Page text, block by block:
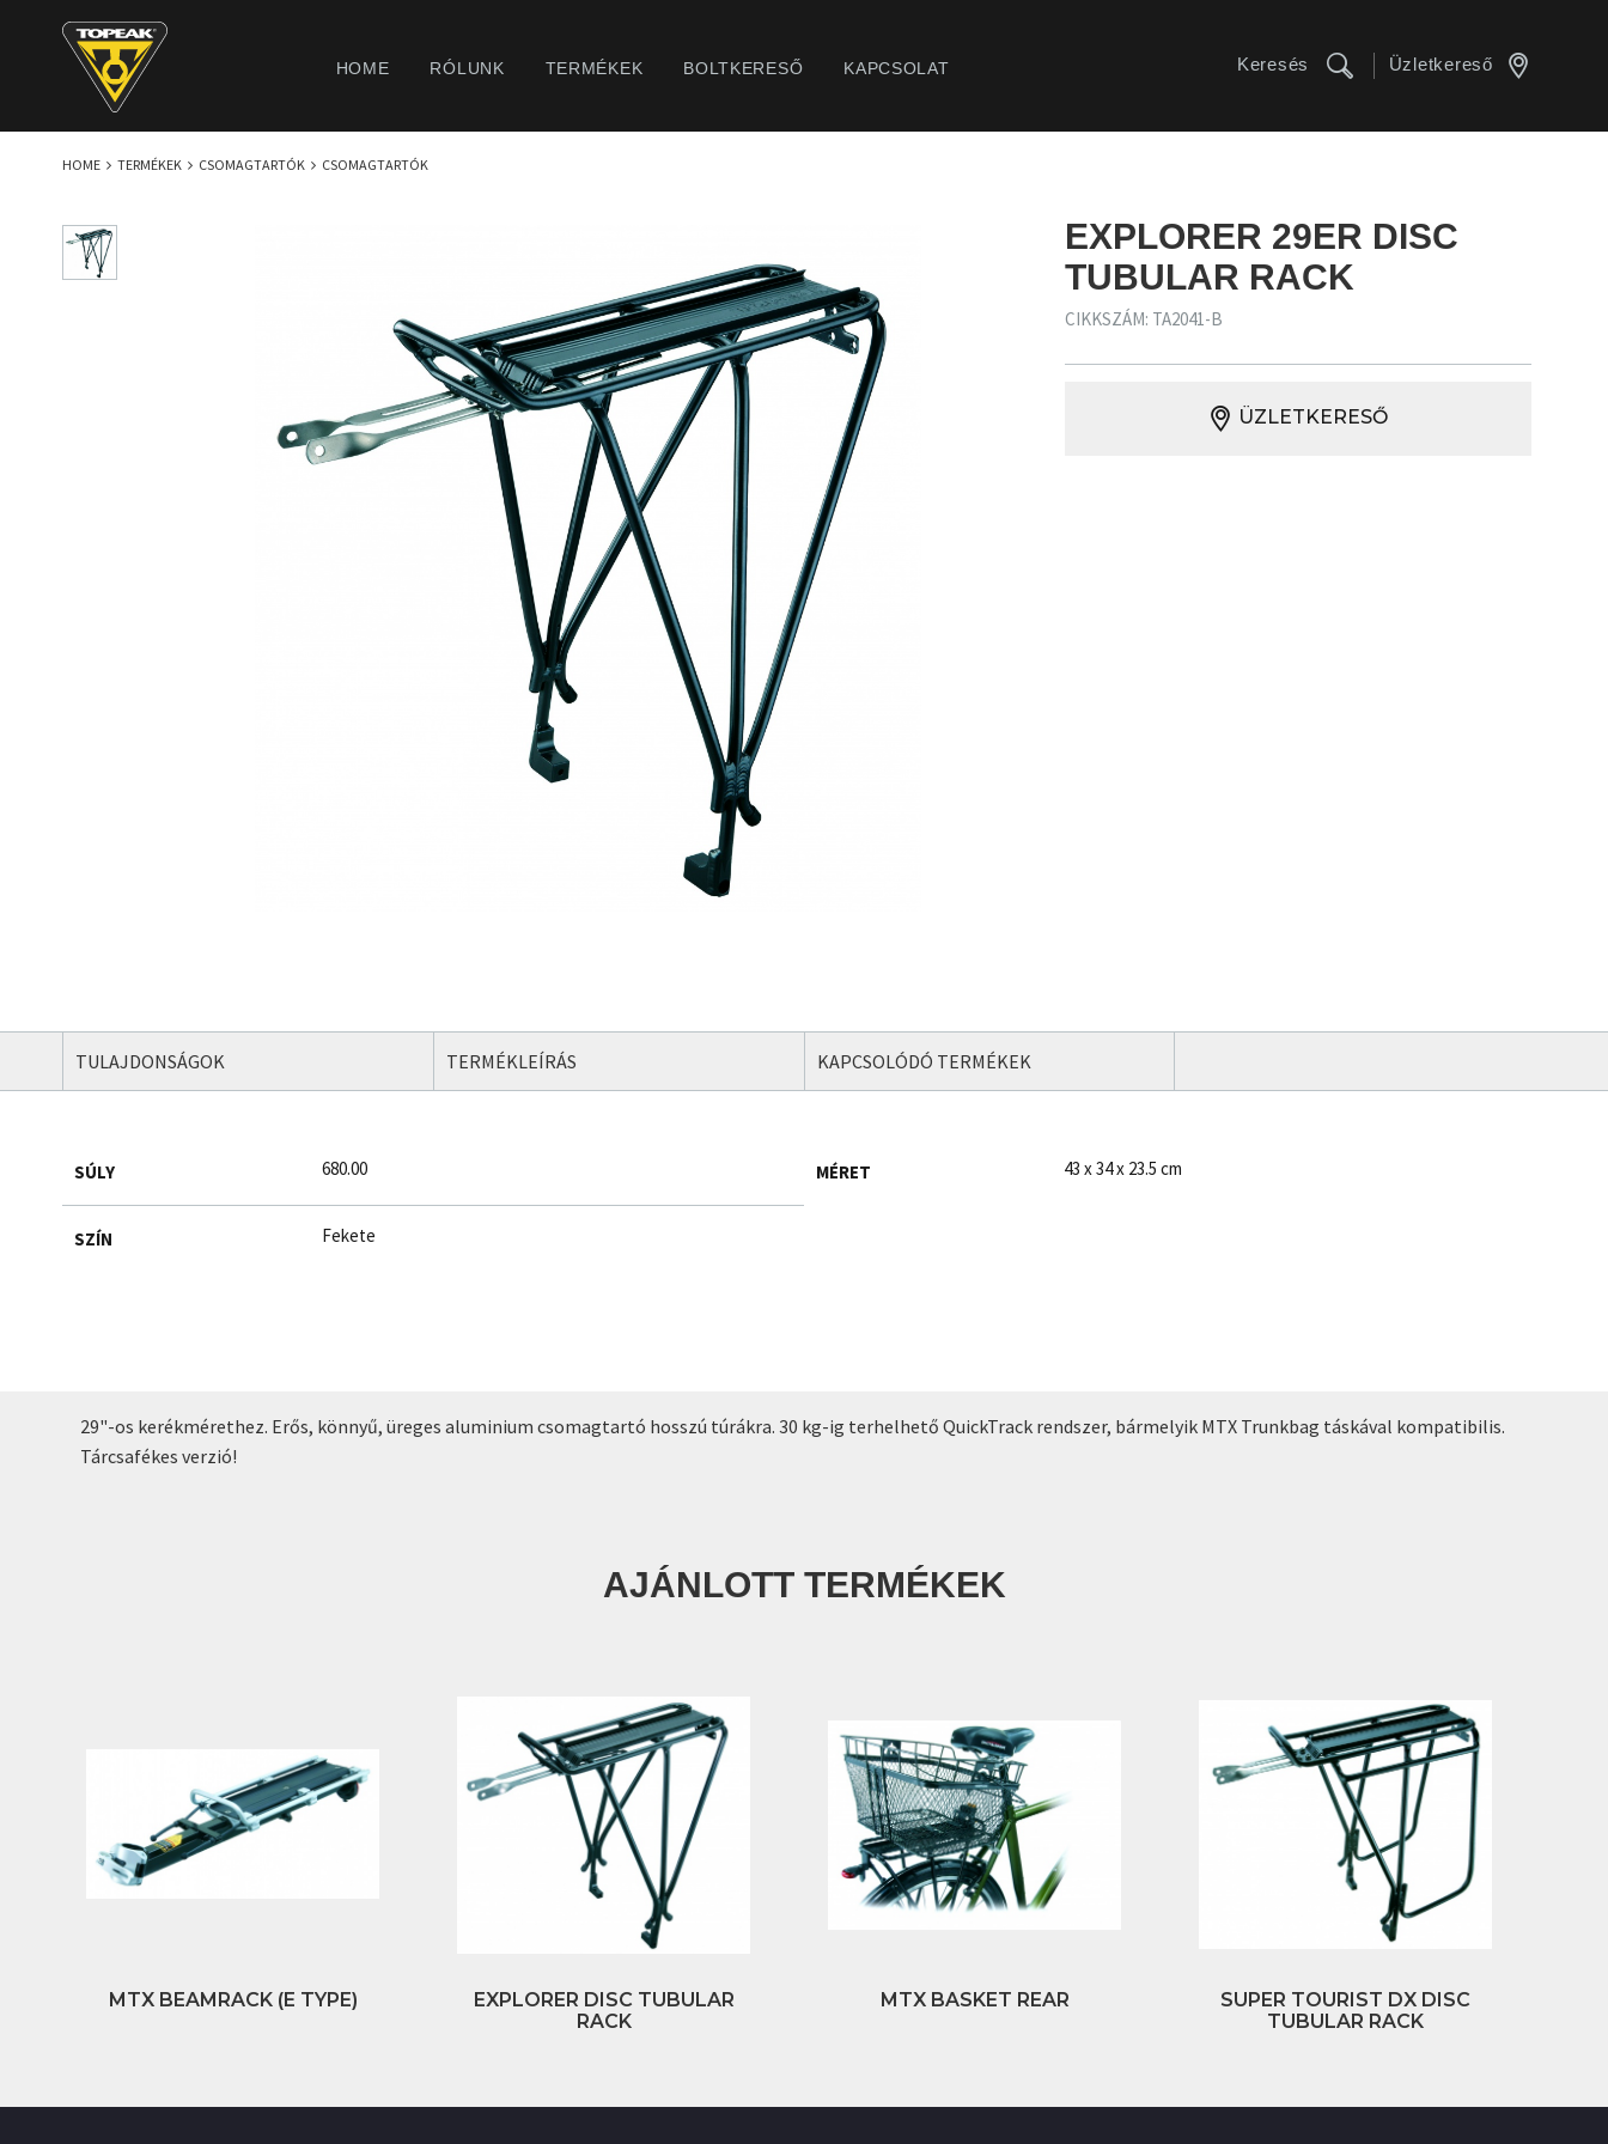
HOME RÓLUNK TERMÉKEK BOLTKERESŐ KAPCSOLAT Keresés Üzletkereső
HOME TERMÉKEK CSOMAGTARTÓK CSOMAGTARTÓK
EXPLORER 29ER DISC
TUBULAR RACK
CIKKSZÁM: TA2041-B
ÜZLETKERESŐ
TULAJDONSÁGOK TERMÉKLEÍRÁS KAPCSOLÓDÓ TERMÉKEK
SÚLY 680.00 MÉRET 43 x 34 x 23.5 cm
SZÍN Fekete
29"-os kerékmérethez. Erős, könnyű, üreges aluminium csomagtartó hosszú túrákra. 30 kg-ig terhelhető QuickTrack rendszer, bármelyik MTX Trunkbag táskával kompatibilis.
Tárcsafékes verzió!
AJÁNLOTT TERMÉKEK
MTX BEAMRACK (E TYPE)
EXPLORER DISC TUBULAR
RACK
MTX BASKET REAR
SUPER TOURIST DX DISC
TUBULAR RACK